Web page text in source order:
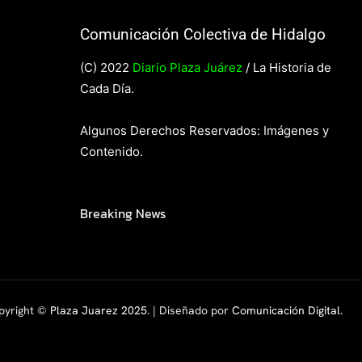
Comunicación Colectiva de Hidalgo
(C) 2022 Diario Plaza Juárez / La Historia de
Cada Día.
Algunos Derechos Reservados: Imágenes y
Contenido.
Breaking News
© Plaza Juarez 2025. | Diseñado por Comunicación Digital.